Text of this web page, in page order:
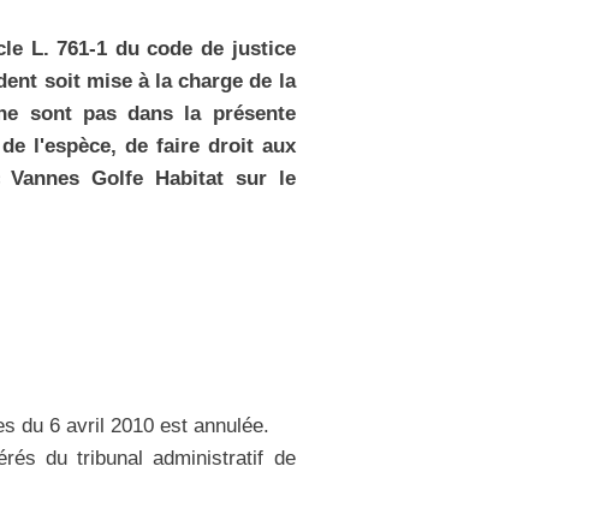
L. 761-1 du code de justice
soit mise à la charge de la
sont pas dans la présente
l'espèce, de faire droit aux
Golfe Habitat sur le
du 6 avril 2010 est annulée.
du tribunal administratif de